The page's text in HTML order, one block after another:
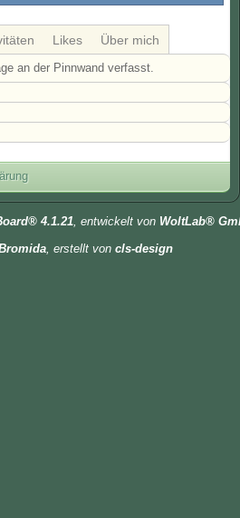
Likes Über mich
an der Pinnwand verfasst.
4.1.21, entwickelt von WoltLab®
, erstellt von cls-design